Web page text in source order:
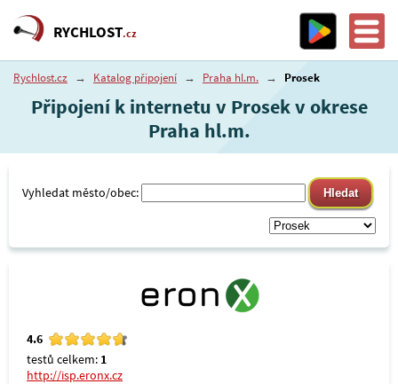
RYCHLOST.cz
Rychlost.cz → Katalog připojení → Praha hl.m. → Prosek
Připojení k internetu v Prosek v okrese
Praha hl.m.
Vyhledat město/obec:
4.6
testů celkem: 1
http://isp.eronx.cz